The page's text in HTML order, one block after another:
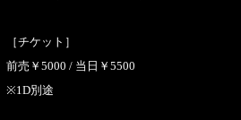
［チケット］
前売￥5000 / 当日￥5500
※1D別途